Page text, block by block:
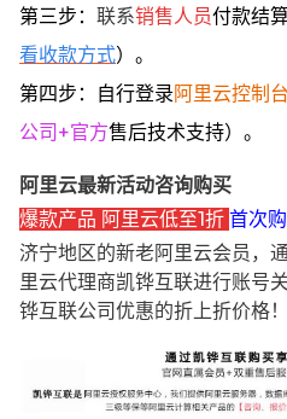
第三步： 联系销售人员付款结
看收款方式）。
第四步：自行登录阿里云控制台
公司+官方售后技术支持）。
阿里云最新活动咨询购买
爆款产品 阿里云低至1折 首次
济宁地区的新老阿里云会员，
里云代理商凯铧互联进行账号
铧互联公司优惠的折上折价格！